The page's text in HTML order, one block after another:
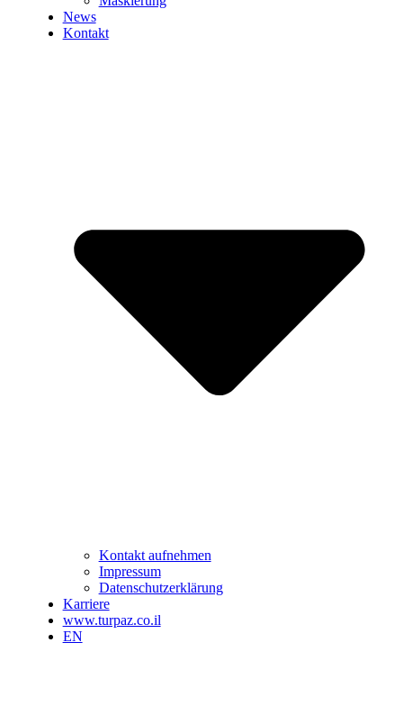
News
Kontakt
Kontakt aufnehmen
Impressum
Datenschutzerklärung
Karriere
www.turpaz.co.il
EN